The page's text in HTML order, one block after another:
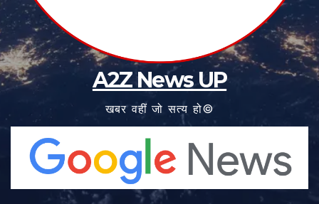
A2Z News UP
खबर वहीं जो सत्य हो©